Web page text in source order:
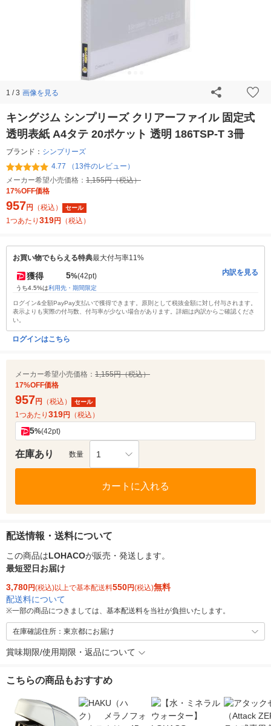
1 / 3 画像を見る
キングジム シンプリーズ クリアーファイル 固定式
透明表紙 A4タテ 20ポケット 透明 186TSP-T 3冊
ブランド： シンプリーズ
4.77 （13件のレビュー）
メーカー希望小売価格： 1,155円（税込）
17%OFF価格
957円 （税込） セール
1つあたり 319円 （税込）
お買い物でもらえる特典最大付与率11%
獲得 5%(42pt)
うち4.5%は利用先・期間限定
内訳を見る
ログイン&全額PayPay支払いで獲得できます。原則として税抜金額に対し付与されます。
表示よりも実際の付与数、付与率が少ない場合があります。詳細は内訳からご確認くださ
い。
ログインはこちら
メーカー希望小売価格： 1,155円（税込）
17%OFF価格
957円 （税込） セール
1つあたり 319円 （税込）
5%(42pt)
在庫あり 数量 1
カートに入れる
配送情報・送料について
この商品はLOHACOが販売・発送します。
最短翌日お届け
3,780円(税込)以上で基本配送料550円(税込)無料
配送料について
※一部の商品につきましては、基本配送料を当社が負担いたします。
在庫確認住所：東京都にお届け
賞味期限/使用期限・返品について
こちらの商品もおすすめ